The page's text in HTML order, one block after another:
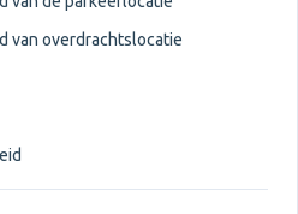
van overdrachtslocatie